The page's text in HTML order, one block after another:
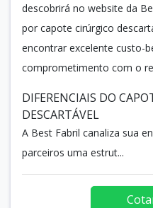
descobrirá no website da
por capote cirúrgico
encontrar excelente custo-
comprometimento com o
DIFERENCIAIS DO
DESCARTÁVEL
A Best Fabril canaliza sua
parceiros uma estrut...